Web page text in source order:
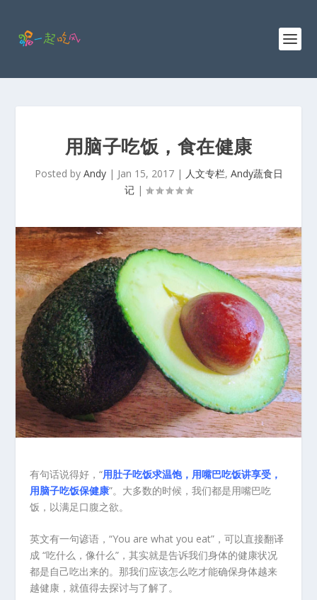
用脑子吃饭，食在健康
Posted by Andy| Jan 15, 2017| 人文专栏, Andy蔬食日
记 |
有句话说得好，“用肚子吃饭求温饱，用嘴巴吃饭讲享受，
用脑子吃饭保健康”。大多数的时候，我们都是用嘴巴吃
饭，以满足口腹之欲。
英文有一句谚语，“You are what you eat”，可以直接翻译
成 “吃什么，像什么”，其实就是告诉我们身体的健康状况
都是自己吃出来的。那我们应该怎么吃才能确保身体越来
越健康，就值得去探讨与了解了。